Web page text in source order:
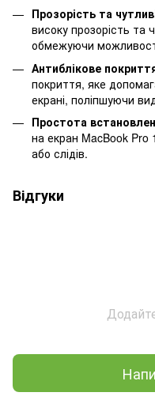
Прозорість та
високу прозорість та
обмежуючи
Антиблікове
покриття, яке
екрані, поліпшуючи
Простота
на екран MacBook Pro
або слідів.
Відгуки